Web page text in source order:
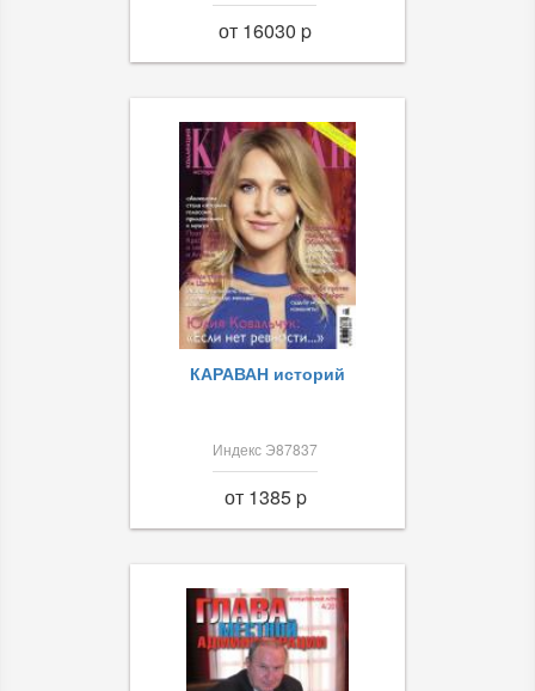
от 16030 p
КАРАВАН историй
Индекс Э87837
от 1385 p